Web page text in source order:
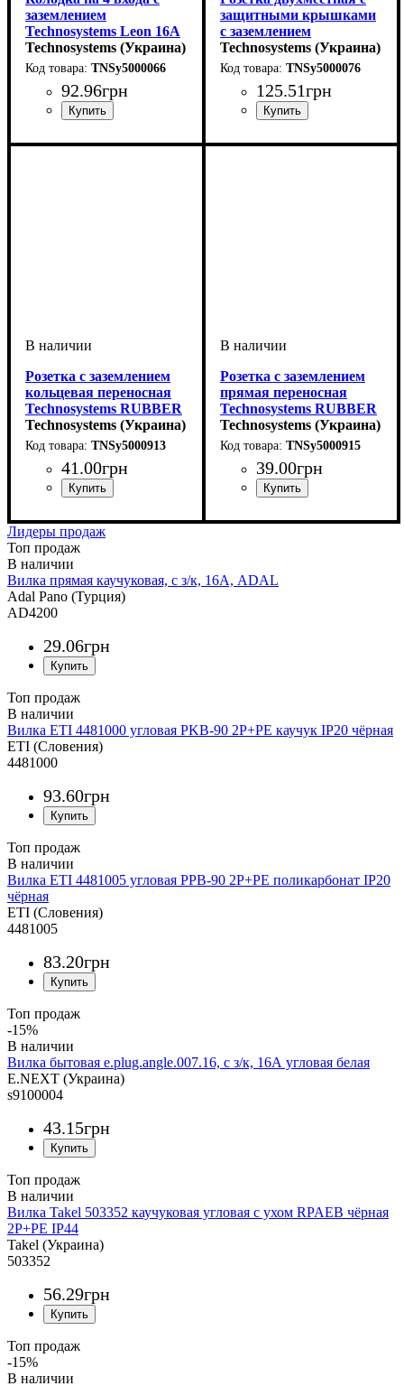
заземлением
Technosystems Leon 16А
TNSy5000066
Technosystems (Украина)
TNSy5000066
92.96грн
защитными крышками
с заземлением
Technosystems RUBBER
IP44 16А TNSy5000076
Technosystems (Украина)
TNSy5000076
125.51грн
Розетка с заземлением
кольцевая переносная
Technosystems RUBBER
R/B 16А TNSy5000913
Technosystems (Украина)
TNSy5000913
41.00грн
Розетка с заземлением
прямая переносная
Technosystems RUBBER
R/B 16А TNSy5000915
Technosystems (Украина)
TNSy5000915
39.00грн
Лидеры продаж
Топ продаж
Вилка прямая каучуковая, с з/к, 16А, ADAL
Adal Pano (Турция)
AD4200
29.06грн
Топ продаж
Вилка ETI 4481000 угловая PKB-90 2Р+РЕ каучук IP20 чёрная
ETI (Словения)
4481000
93.60грн
Топ продаж
Вилка ETI 4481005 угловая PPB-90 2Р+РЕ поликарбонат IP20
чёрная
ETI (Словения)
4481005
83.20грн
Топ продаж
-15%
Вилка бытовая e.plug.angle.007.16, с з/к, 16А угловая белая
E.NEXT (Украина)
s9100004
43.15грн
Топ продаж
Вилка Takel 503352 каучуковая угловая с ухом RPAEB чёрная
2Р+РЕ IP44
Takel (Украина)
503352
56.29грн
Топ продаж
-15%